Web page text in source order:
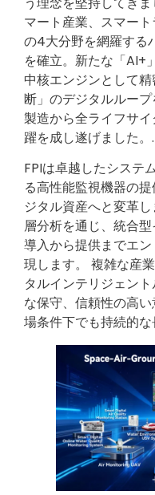
マート産業、スマー
の4大分野を網羅する
を確立。新たな「AI+
中核エンジンとして
断」のデジタルルー
製造から全ライフサ
躍を成し遂げました。.
FPIは卓越したシステ
る高性能監視機器の
ジタル資産へと変革
層分析を通じ、統合
導入から提供までエ
現します。 複雑な産
タルインテリジェン
な保守、信頼性の高
場条件下でも持続的